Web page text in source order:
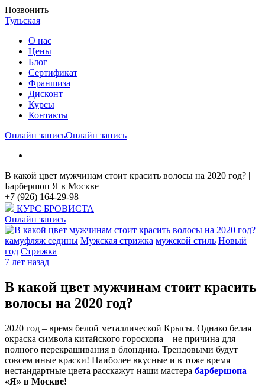
Позвонить
Тульская
О нас
Цены
Блог
Cертификат
Франшиза
Дисконт
Курсы
Контакты
Онлайн записьОнлайн запись
В какой цвет мужчинам стоит красить волосы на 2020 год? |
Барбершоп Я в Москве
+7 (926) 164-29-98
КУРС БРОВИСТА
Онлайн запись
камуфляж седины Мужская стрижка мужской стиль Новый
год Стрижка
7 лет назад
В какой цвет мужчинам стоит красить
волосы на 2020 год?
2020 год – время белой металлической Крысы. Однако белая
окраска символа китайского гороскопа – не причина для
полного перекрашивания в блондина. Трендовыми будут
совсем иные краски! Наиболее вкусные и в тоже время
нестандартные цвета расскажут наши мастера барбершопа
«Я» в Москве!